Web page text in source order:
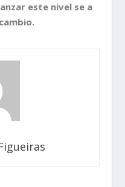
este nivel se a